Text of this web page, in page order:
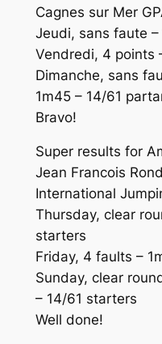
Cagnes sur Mer
Jeudi, sans faute
Vendredi, 4 points
Dimanche, sans
1m45 – 14/61
Bravo!
Super results for
Jean Francois
International
Thursday, clear
starters
Friday, 4 faults –
Sunday, clear
– 14/61 starters
Well done!